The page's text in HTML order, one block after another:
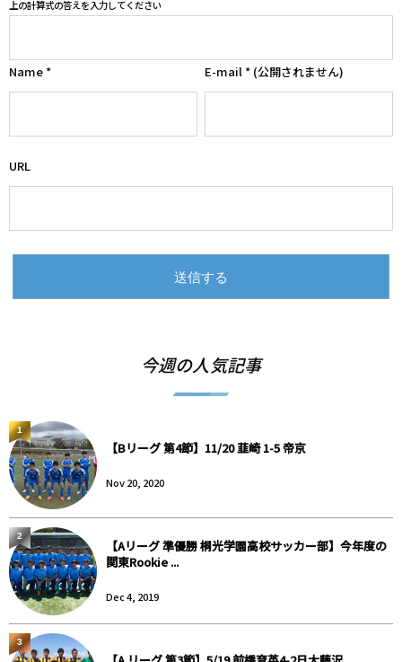
上の計算式の答えを入力してください
Name* E-mail* (公開されません)
URL
今週の人気記事
【Bリーグ 第4節】11/20 韮崎 1-5 帝京
Nov 20, 2020
1
【Aリーグ 準優勝 桐光学園高校サッカー部】今年度の
関東Rookie ...
Dec 4, 2019
2
3